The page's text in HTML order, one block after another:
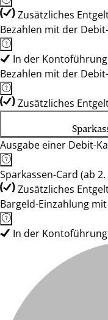
Zusätzliches
Bezahlen mit der
In der
Bezahlen mit der
Zusätzliches
Ausgabe einer Debit-
Sparkassen-Card (ab
Zusätzliches
Bargeld-Einzahlung
In der